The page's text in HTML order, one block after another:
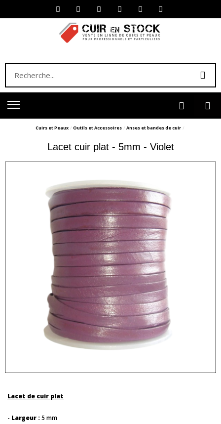
Cuirs et Peaux Outils et Accessoires Anses et bandes de cuir
Lacet cuir plat - 5mm - Violet
Lacet de cuir plat
- Largeur :5 mm